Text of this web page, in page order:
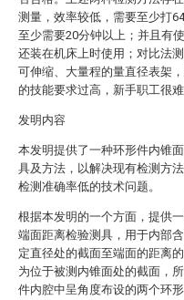
测量，效率较低，需要至少打
至少需要20分钟以上；并且有
还装在机床上时使用；对比法
可伸缩、大量程的量直径表架
的技能要求过高，新手职工很难
发明内容
本发明提供了一种环形件内锥
具及方法，以解决现有检测方
检测准确率低的技术问题。
根据本发明的一个方面，提供
端面距离检验测具，用于内部
定直径处的截面至端面的距离
为位于被测内锥面处的截面，
件内腔中呈角度布设的两个环